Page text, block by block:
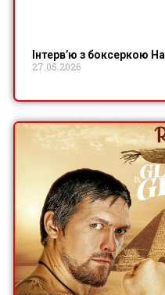
Інтервʼю з боксеркою
27.05.2026